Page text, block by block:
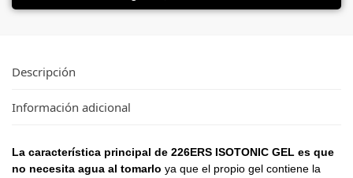
Descripción
Información adicional
La característica principal de 226ERS ISOTONIC GEL es que
no necesita agua al tomarlo ya que el propio gel contiene la